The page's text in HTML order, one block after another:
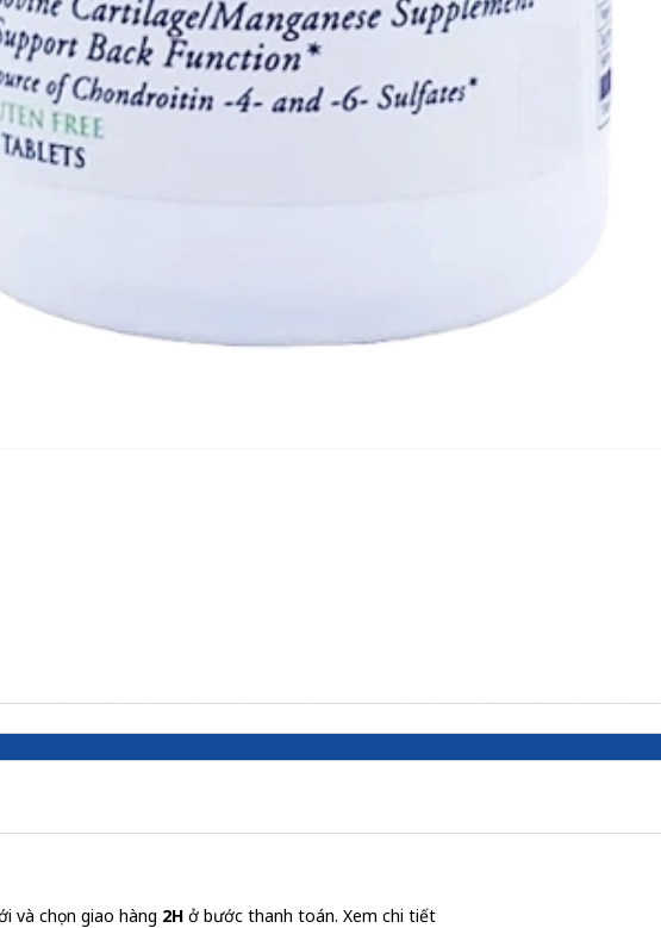
và chọn giao hàng 2H ở bước thanh toán. Xem chi tiết